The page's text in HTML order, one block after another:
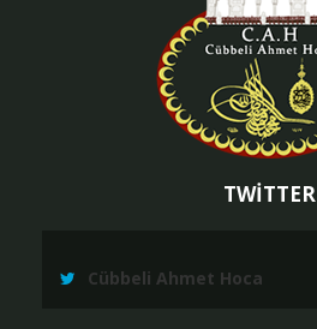
TWİTTER
Cübbeli Ahmet Hoca